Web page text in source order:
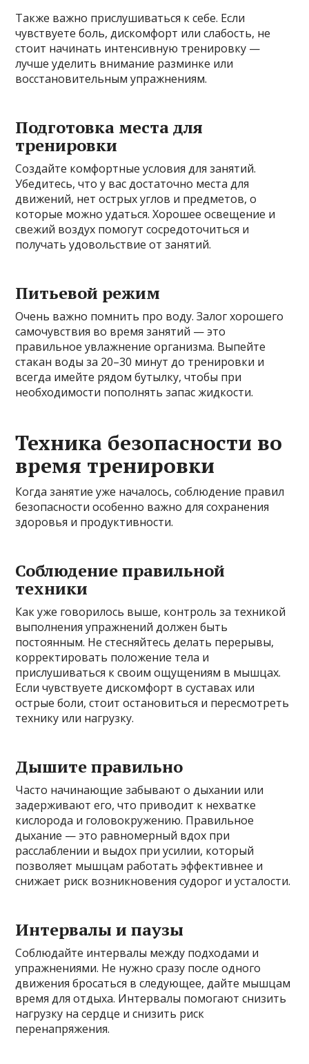
Также важно прислушиваться к себе. Если
чувствуете боль, дискомфорт или слабость, не
стоит начинать интенсивную тренировку —
лучше уделить внимание разминке или
восстановительным упражнениям.
Подготовка места для
тренировки
Создайте комфортные условия для занятий.
Убедитесь, что у вас достаточно места для
движений, нет острых углов и предметов, о
которые можно удаться. Хорошее освещение и
свежий воздух помогут сосредоточиться и
получать удовольствие от занятий.
Питьевой режим
Очень важно помнить про воду. Залог хорошего
самочувствия во время занятий — это
правильное увлажнение организма. Выпейте
стакан воды за 20–30 минут до тренировки и
всегда имейте рядом бутылку, чтобы при
необходимости пополнять запас жидкости.
Техника безопасности во
время тренировки
Когда занятие уже началось, соблюдение правил
безопасности особенно важно для сохранения
здоровья и продуктивности.
Соблюдение правильной
техники
Как уже говорилось выше, контроль за техникой
выполнения упражнений должен быть
постоянным. Не стесняйтесь делать перерывы,
корректировать положение тела и
прислушиваться к своим ощущениям в мышцах.
Если чувствуете дискомфорт в суставах или
острые боли, стоит остановиться и пересмотреть
технику или нагрузку.
Дышите правильно
Часто начинающие забывают о дыхании или
задерживают его, что приводит к нехватке
кислорода и головокружению. Правильное
дыхание — это равномерный вдох при
расслаблении и выдох при усилии, который
позволяет мышцам работать эффективнее и
снижает риск возникновения судорог и усталости.
Интервалы и паузы
Соблюдайте интервалы между подходами и
упражнениями. Не нужно сразу после одного
движения бросаться в следующее, дайте мышцам
время для отдыха. Интервалы помогают снизить
нагрузку на сердце и снизить риск
перенапряжения.